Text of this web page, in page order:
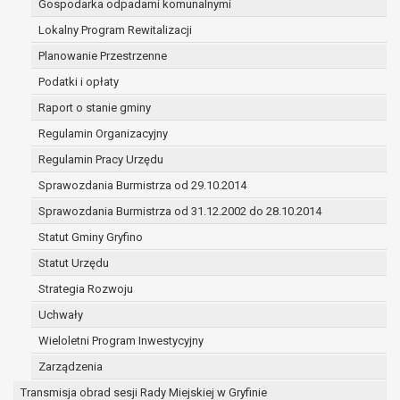
Gospodarka odpadami komunalnymi
Lokalny Program Rewitalizacji
Planowanie Przestrzenne
Podatki i opłaty
Raport o stanie gminy
Regulamin Organizacyjny
Regulamin Pracy Urzędu
Sprawozdania Burmistrza od 29.10.2014
Sprawozdania Burmistrza od 31.12.2002 do 28.10.2014
Statut Gminy Gryfino
Statut Urzędu
Strategia Rozwoju
Uchwały
Wieloletni Program Inwestycyjny
Zarządzenia
Transmisja obrad sesji Rady Miejskiej w Gryfinie
(merytorycznych), a także obowiązków i
zadań zleconych przez instytucje
nadrzędne wobec Gminy;
zawarcia i realizacji umów;
ochrony żywotnych interesów osoby, której
dane dotyczą, lub innej osoby fizycznej;
wykonania zadania realizowanego w
interesie publicznym lub w ramach
sprawowania władzy publicznej
powierzonej administratorowi;
w pozostałych przypadkach dane osobowe
przetwarzane są wyłącznie na podstawie
wcześniej udzielonej zgody w zakresie i celu
określonym w treści zgody.
W związku z przetwarzaniem danych w celu
wskazanym w pkt. 3, dane osobowe mogą być
udostępniane innym upoważnionym odbiorcom lub
kategoriom odbiorców danych osobowych.
Odbiorcami mogą być:
podmioty, które przetwarzają dane